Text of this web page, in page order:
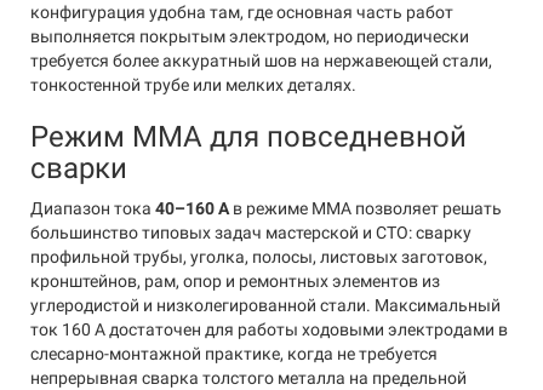
конфигурация удобна там, где основная часть работ
выполняется покрытым электродом, но периодически
требуется более аккуратный шов на нержавеющей стали,
тонкостенной трубе или мелких деталях.
Режим MMA для повседневной
сварки
Диапазон тока 40–160 А в режиме MMA позволяет решать
большинство типовых задач мастерской и СТО: сварку
профильной трубы, уголка, полосы, листовых заготовок,
кронштейнов, рам, опор и ремонтных элементов из
углеродистой и низколегированной стали. Максимальный
ток 160 А достаточен для работы ходовыми электродами в
слесарно-монтажной практике, когда не требуется
непрерывная сварка толстого металла на предельной